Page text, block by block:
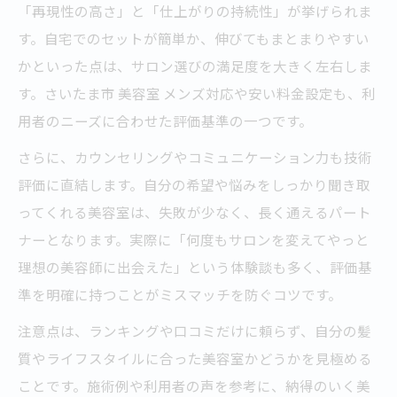
「再現性の高さ」と「仕上がりの持続性」が挙げられま
す。自宅でのセットが簡単か、伸びてもまとまりやすい
かといった点は、サロン選びの満足度を大きく左右しま
す。さいたま市 美容室 メンズ対応や安い料金設定も、利
用者のニーズに合わせた評価基準の一つです。
さらに、カウンセリングやコミュニケーション力も技術
評価に直結します。自分の希望や悩みをしっかり聞き取
ってくれる美容室は、失敗が少なく、長く通えるパート
ナーとなります。実際に「何度もサロンを変えてやっと
理想の美容師に出会えた」という体験談も多く、評価基
準を明確に持つことがミスマッチを防ぐコツです。
注意点は、ランキングや口コミだけに頼らず、自分の髪
質やライフスタイルに合った美容室かどうかを見極める
ことです。施術例や利用者の声を参考に、納得のいく美